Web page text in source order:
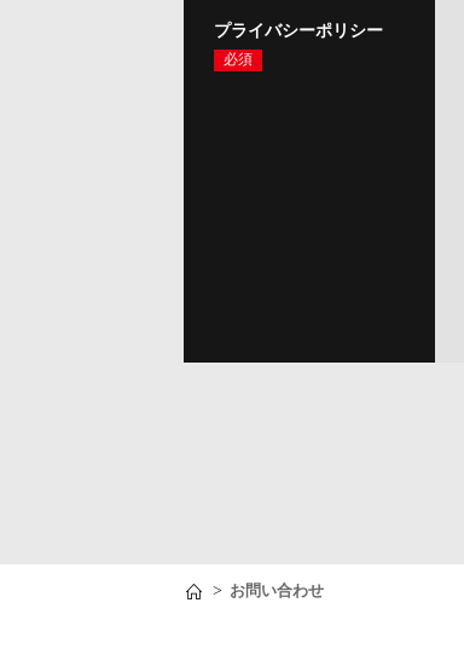
プライバシーポリシー
必須
> お問い合わせ